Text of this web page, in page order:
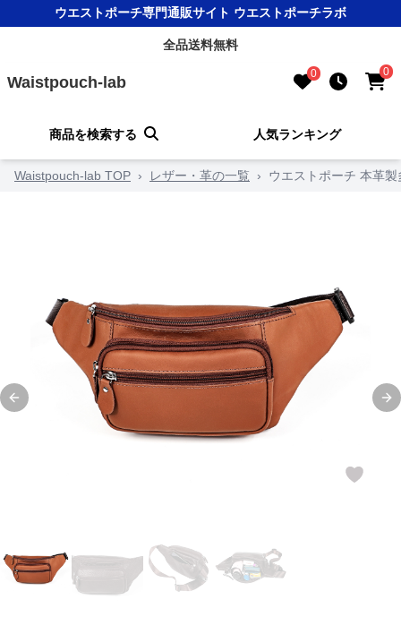
ウエストポーチ専門通販サイト ウエストポーチラボ
全品送料無料
Waistpouch-lab 0 0
商品を検索する 人気ランキング
Waistpouch-lab TOP › レザー・革の一覧 › ウエストポーチ 本革
Previous slide